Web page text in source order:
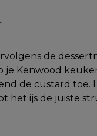
de
je Kenwood
de custard toe.
het ijs de juiste